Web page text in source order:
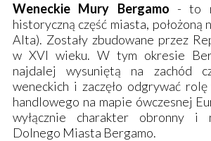
Weneckie Mury Bergamo - to
historyczną część miasta, położoną
Alta). Zostały zbudowane przez
w XVI wieku. W tym okresie
najdalej wysuniętą na zachód
weneckich i zaczęło odgrywać
handlowego na mapie ówczesnej
wyłącznie charakter obronny i
Dolnego Miasta Bergamo.